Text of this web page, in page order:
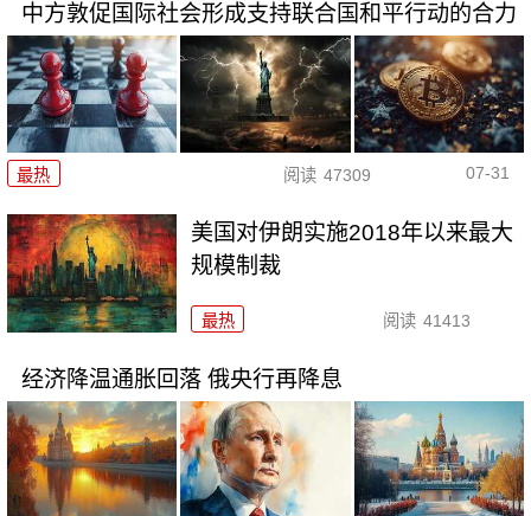
中方敦促国际社会形成支持联合国和平行动的合力
最热 阅读 47309 07-31
美国对伊朗实施2018年以来最大
规模制裁
最热 阅读 41413
经济降温通胀回落 俄央行再降息